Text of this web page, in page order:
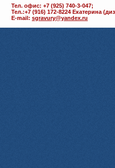
Тел. офис: +7 (925) 740-3-047;
Тел.:+7 (916) 172-8224 Екатерина
E-mail: sgravury@yandex.ru